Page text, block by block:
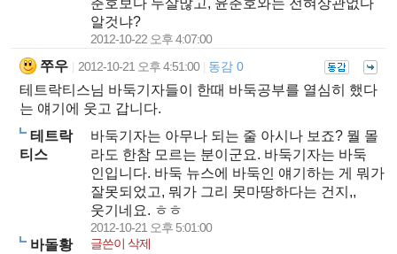
춘호보다 두살많고, 윤춘호와는 전혀상관없다
알것냐?
2012-10-22 오후 4:07:00
쭈우 2012-10-21 오후 4:51:00 동감 0
테트락티스님 바둑기자들이 한때 바둑공부를 열심히 했다
는 얘기에 웃고 갑니다.
테트락
티스
바둑기자는 아무나 되는 줄 아시나 보죠? 뭘 몰
라도 한참 모르는 분이군요. 바둑기자는 바둑
인입니다. 바둑 뉴스에 바둑인 얘기하는 게 뭐가
잘못되었고, 뭐가 그리 못마땅하다는 건지,,
웃기네요. ㅎㅎ
2012-10-21 오후 5:01:00
바돌황
글쓴이 삭제